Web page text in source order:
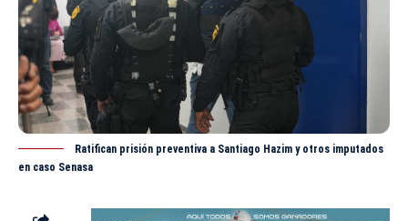
Ratifican prisión preventiva a Santiago Hazim y otros imputados
en caso Senasa